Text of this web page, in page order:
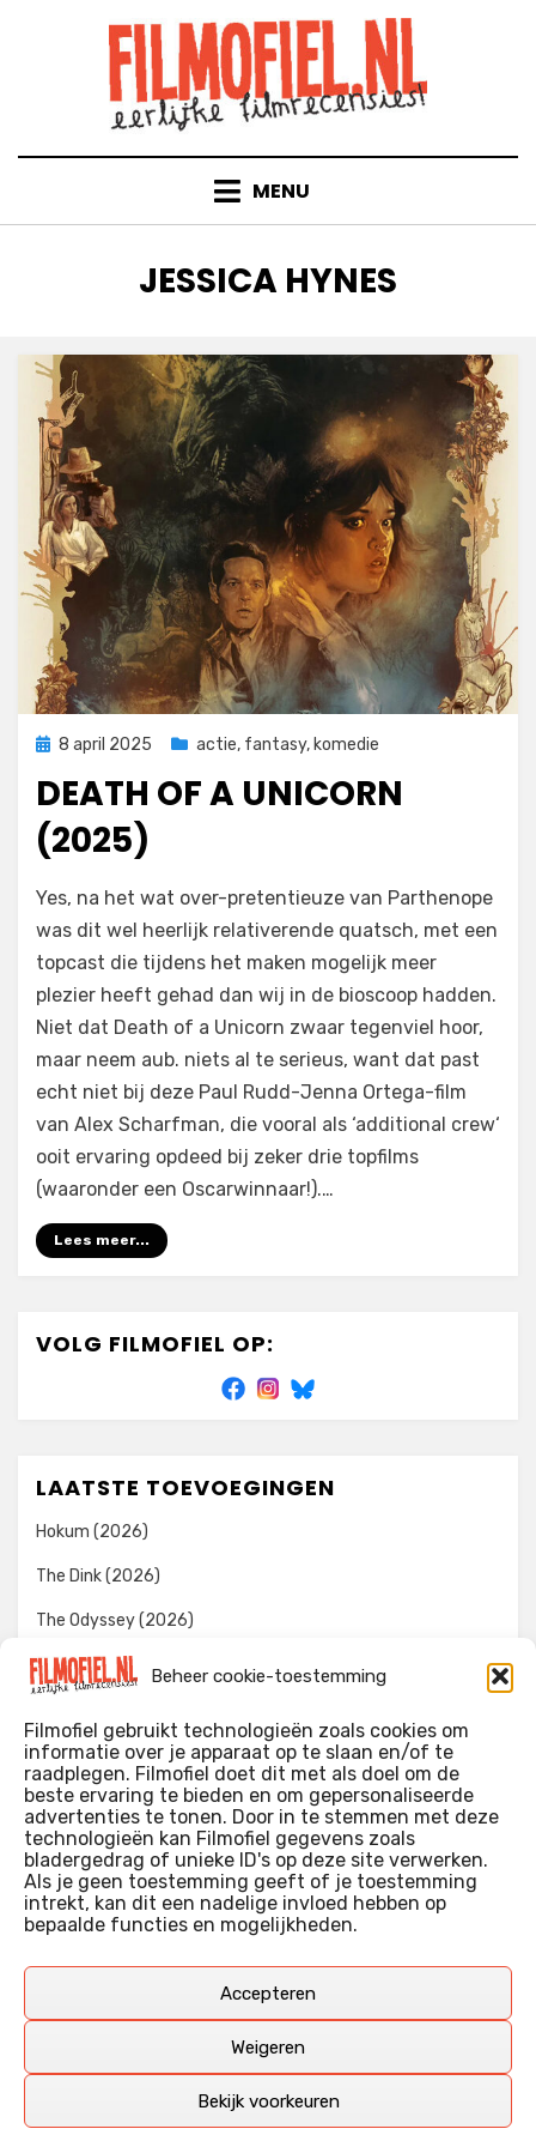
Beheer cookie-toestemming
Filmofiel gebruikt technologieën zoals cookies om
informatie over je apparaat op te slaan en/of te
raadplegen. Filmofiel doet dit met als doel om de
beste ervaring te bieden en om gepersonaliseerde
advertenties te tonen. Door in te stemmen met deze
technologieën kan Filmofiel gegevens zoals
bladergedrag of unieke ID's op deze site verwerken.
Als je geen toestemming geeft of je toestemming
intrekt, kan dit een nadelige invloed hebben op
bepaalde functies en mogelijkheden.
Accepteren
Weigeren
Bekijk voorkeuren
MENU
TAG
:
JESSICA HYNES
Geplaatst
8 april 2025 actie, fantasy, komedie
DEATH OF A UNICORN
(2025)
Filmofiel.nl
1 reactie op
of
a
Unicorn
(2025)
Yes, na het wat over-pretentieuze van Parthenope
was dit wel heerlijk relativerende quatsch, met een
topcast die tijdens het maken mogelijk meer
plezier heeft gehad dan wij in de bioscoop hadden.
Niet dat Death of a Unicorn zwaar tegenviel hoor,
maar neem aub. niets al te serieus, want dat past
echt niet bij deze Paul Rudd-Jenna Ortega-film
van Alex Scharfman, die vooral als ‘additional crew‘
ooit ervaring opdeed bij zeker drie topfilms
(waaronder een Oscarwinnaar!).…
Lees meer...
VOLG FILMOFIEL OP:
LAATSTE TOEVOEGINGEN
Hokum (2026)
The Dink (2026)
The Odyssey (2026)
Evil Dead Burn (2026)
WIE IK BEN…?
Ik ben ooit begonnen met m’n recensies omdat ik zoveel
films keek dat ik af en toe niet meer wist welke ik nu wel of
niet gezien had. Ik ben een filmliefhebber, heb als hobby nog
erg lang in een videotheek gewerkt, en heb als coproducent
Deze recensies zijn dan ook vooral vrij pretentieloze
aangevuld met een groeiende kennis over de kunde én de
kunst van het maken van film.